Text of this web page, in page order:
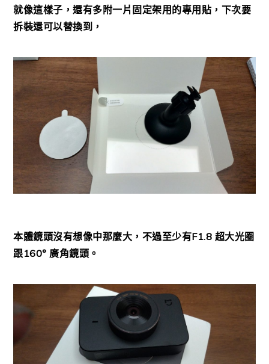
就像這樣子，還有多附一片固定架用的專用貼，下次要
拆裝還可以替換到，
本體鏡頭沒有想像中那麼大，不過至少有F1.8 超大光圈
跟160° 廣角鏡頭。